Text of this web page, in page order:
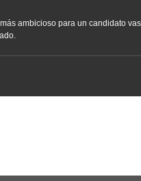
ambicioso para un candidato